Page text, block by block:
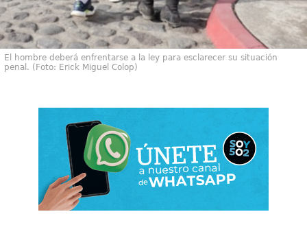
El hombre deberá enfrentarse a la ley para esclarecer su situación
penal. (Foto: Erick Miguel Colop)